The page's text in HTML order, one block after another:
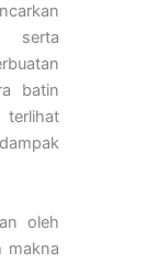
batin
oleh
makna